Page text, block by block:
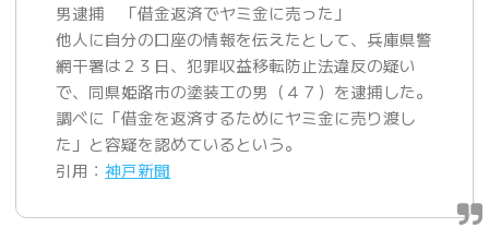
男逮捕 「借金返済でヤミ金に売った」
他人に自分の口座の情報を伝えたとして、兵庫県警
網干署は２３日、犯罪収益移転防止法違反の疑い
で、同県姫路市の塗装工の男（４７）を逮捕した。
調べに「借金を返済するためにヤミ金に売り渡し
た」と容疑を認めているという。
引用：神戸新聞